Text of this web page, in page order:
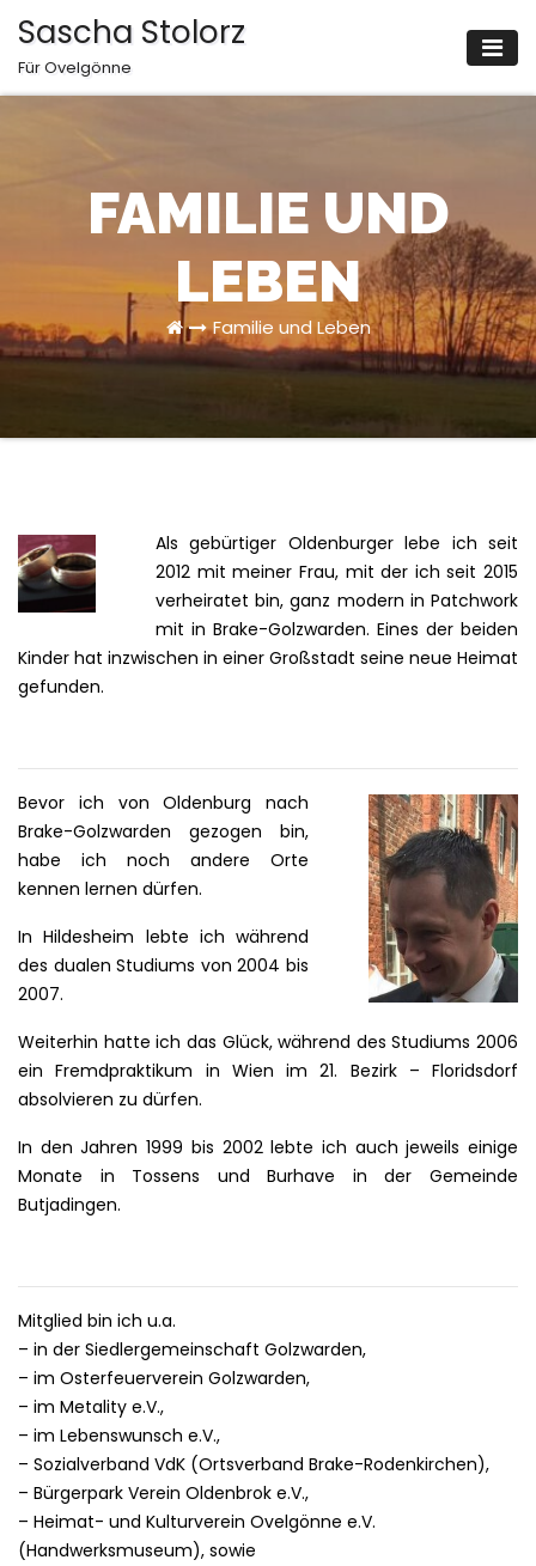
Inhalt
springen
Sascha Stolorz
Für Ovelgönne
FAMILIE UND
LEBEN
Familie und Leben
Als gebürtiger Oldenburger lebe ich seit
2012 mit meiner Frau, mit der ich seit 2015
verheiratet bin, ganz modern in Patchwork
mit in Brake-Golzwarden. Eines der beiden
Kinder hat inzwischen in einer Großstadt seine neue Heimat
gefunden.
Bevor ich von Oldenburg nach
Brake-Golzwarden gezogen bin,
habe ich noch andere Orte
kennen lernen dürfen.
In Hildesheim lebte ich während
des dualen Studiums von 2004 bis
2007.
Weiterhin hatte ich das Glück, während des Studiums 2006
ein Fremdpraktikum in Wien im 21. Bezirk – Floridsdorf
absolvieren zu dürfen.
In den Jahren 1999 bis 2002 lebte ich auch jeweils einige
Monate in Tossens und Burhave in der Gemeinde
Butjadingen.
Mitglied bin ich u.a.
– in der Siedlergemeinschaft Golzwarden,
– im Osterfeuerverein Golzwarden,
– im Metality e.V.,
– im Lebenswunsch e.V.,
– Sozialverband VdK (Ortsverband Brake-Rodenkirchen),
– Bürgerpark Verein Oldenbrok e.V.,
– Heimat- und Kulturverein Ovelgönne e.V.
(Handwerksmuseum), sowie